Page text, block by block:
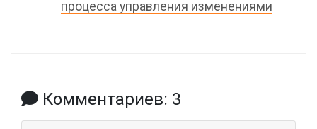
процесса управления изменениями
Комментариев: 3